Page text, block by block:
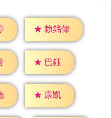
★ 賴銘偉
★ 巴鈺
★ 康凱